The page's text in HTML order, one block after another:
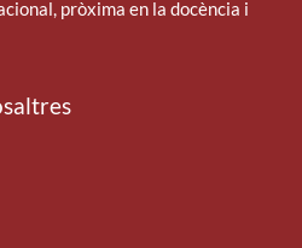
pròxima en la docència i